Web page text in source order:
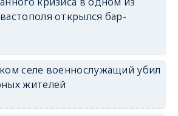
открылся бар-
селе военнослужащий убил
жителей